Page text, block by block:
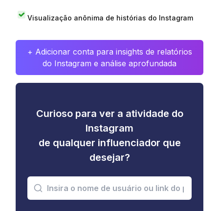
Visualização anônima de histórias do Instagram
+ Adicionar conta para insights de relatórios
do Instagram e análise aprofundada
Curioso para ver a atividade do
Instagram
de qualquer influenciador que
desejar?